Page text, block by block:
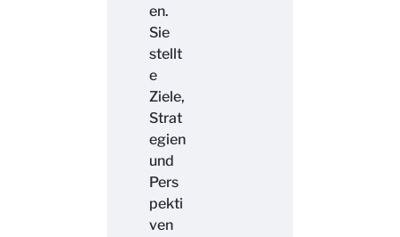
en.
Sie
stellt
e
Ziele,
Strat
egien
und
Pers
pekti
ven